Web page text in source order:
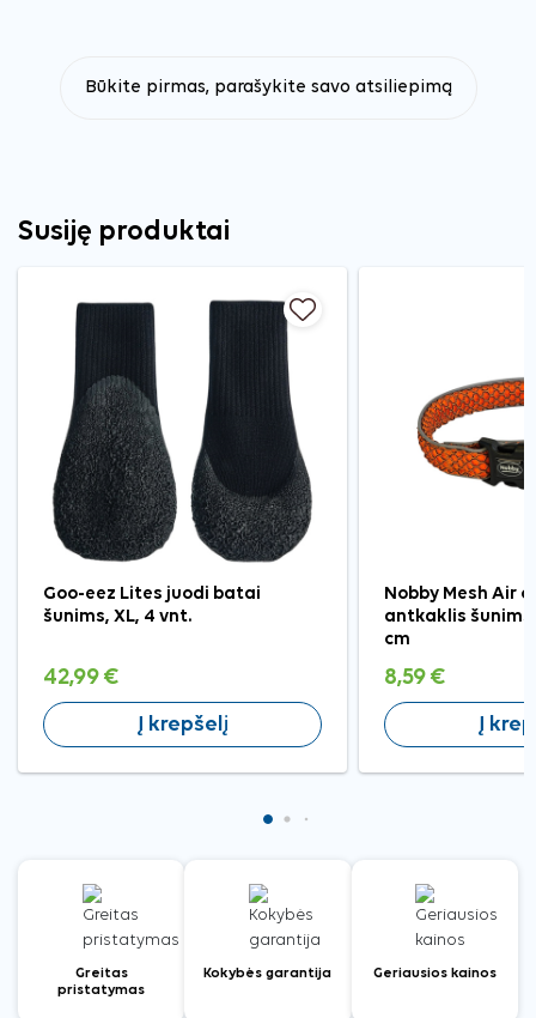
Būkite pirmas, parašykite savo atsiliepimą
Susiję produktai
Goo-eez Lites juodi batai
šunims, XL, 4 vnt.
42,99 €
Į krepšelį
Nobby Mesh Air
antkaklis šunims,
cm
8,59 €
Į
Greitas
pristatymas
Kokybės garantija Geriausios kainos